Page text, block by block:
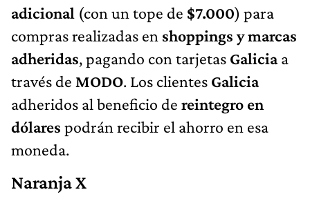
adicional (con un tope de $7.000) para
compras realizadas en shoppings y marcas
adheridas, pagando con tarjetas Galiciaa
través de MODO. Los clientes Galicia
adheridos al beneficio de reintegro en
dólares podrán recibir el ahorro en esa
moneda.
Naranja X